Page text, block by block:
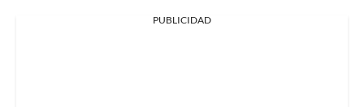
PUBLICIDAD